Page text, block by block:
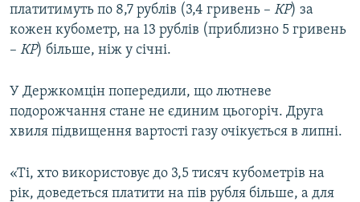
ІНФОГРАФІКА
ДОЛУЧАЙСЯ!
Усі сайти RFE/RL
платитимуть по 8,7 рублів (3,4 гривень – КР) за
кожен кубометр, на 13 рублів (приблизно 5 гривень
– КР) більше, ніж у січні.
У Держкомцін попередили, що лютневе
подорожчання стане не єдиним цьогоріч. Друга
хвиля підвищення вартості газу очікується в липні.
«Ті, хто використовує до 3,5 тисяч кубометрів на
рік, доведеться платити на пів рубля більше, а для